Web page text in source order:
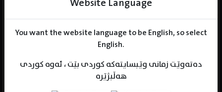
You want the website language to be English, so select
English.
دەتەوێت زمانی وێبسایتەکە کوردی بێت ، ئەوە کوردی
هەڵبژێرە
Name : Summer Shesha
Born :
Place of birth : Saudi Arabia